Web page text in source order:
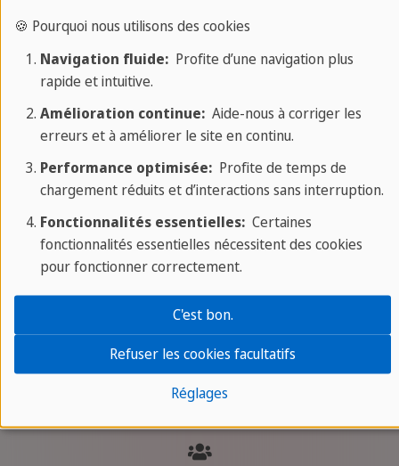
Parce que nous voulons que votre séjour
linguistique à Eastbourne ressemble à des
vacances, nous rendons les cours aussi ludiques
que possible.
Large choix de cours
Nous proposons une large gamme de cours de
langue à Eastbourne, des cours standards aux
cours intensifs.
🍪 Pourquoi nous utilisons des cookies
Navigation fluide:Profite d’une navigation plus
rapide et intuitive.
Amélioration continue:Aide-nous à corriger les
erreurs et à améliorer le site en continu.
Performance optimisée:Profite de temps de
chargement réduits et d’interactions sans interruption.
Fonctionnalités essentielles:Certaines
fonctionnalités essentielles nécessitent des cookies
pour fonctionner correctement.
Réglages
Refuser les cookies facultatifs
C'est bon.